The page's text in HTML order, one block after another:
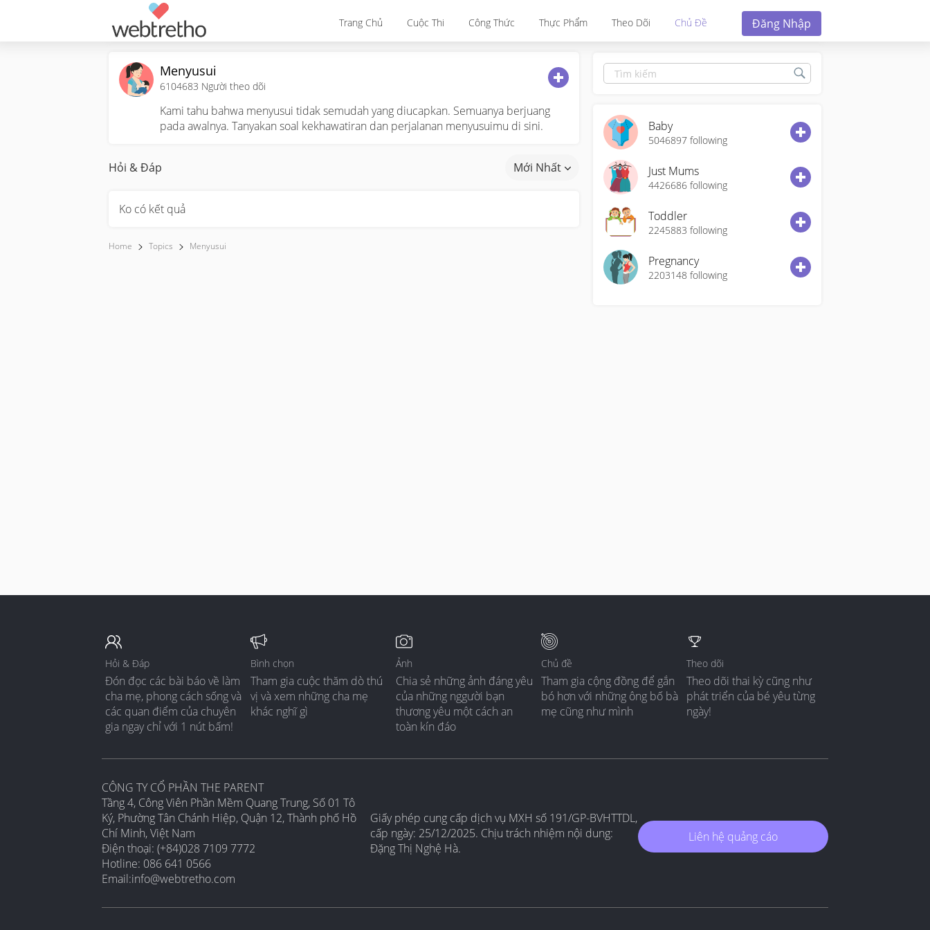
Trang Chủ Cuộc Thi Công Thức Thực Phẩm Theo Dõi Chủ Đề Đăng Nhập
Menyusui
6104683 Người theo dõi
Kami tahu bahwa menyusui tidak semudah yang diucapkan. Semuanya berjuang
pada awalnya. Tanyakan soal kekhawatiran dan perjalanan menyusuimu di sini.
Hỏi & Đáp Mới Nhất
Ko có kết quả
Home Topics Menyusui
Baby
5046897 following
Just Mums
4426686 following
Toddler
2245883 following
Pregnancy
2203148 following
Hỏi & Đáp
Đón đọc các bài báo về làm
cha mẹ, phong cách sống và
các quan điểm của chuyên
gia ngay chỉ với 1 nút bấm!
Bình chọn
Tham gia cuộc thăm dò thú
vị và xem những cha mẹ
khác nghĩ gì
Ảnh
Chia sẻ những ảnh đáng yêu
của những nggười bạn
thương yêu một cách an
toàn kín đáo
Chủ đề
Tham gia cộng đồng để gắn
bó hơn với những ông bố bà
mẹ cũng như mình
Theo dõi
Theo dõi thai kỳ cũng như
phát triển của bé yêu từng
ngày!
CÔNG TY CỔ PHẦN THE PARENT
Tầng 4, Công Viên Phần Mềm Quang Trung, Số 01 Tô
Ký, Phường Tân Chánh Hiệp, Quận 12, Thành phố Hồ
Chí Minh, Việt Nam
Điện thoại: (+84)028 7109 7772
Hotline: 086 641 0566
Email:info@webtretho.com
Giấy phép cung cấp dịch vụ MXH số 191/GP-BVHTTDL,
cấp ngày: 25/12/2025. Chịu trách nhiệm nội dung:
Đặng Thị Nghệ Hà.
Liên hệ quảng cáo